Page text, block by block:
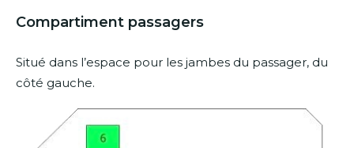
Compartiment passagers
Situé dans l’espace pour les jambes du passager, du
côté gauche.